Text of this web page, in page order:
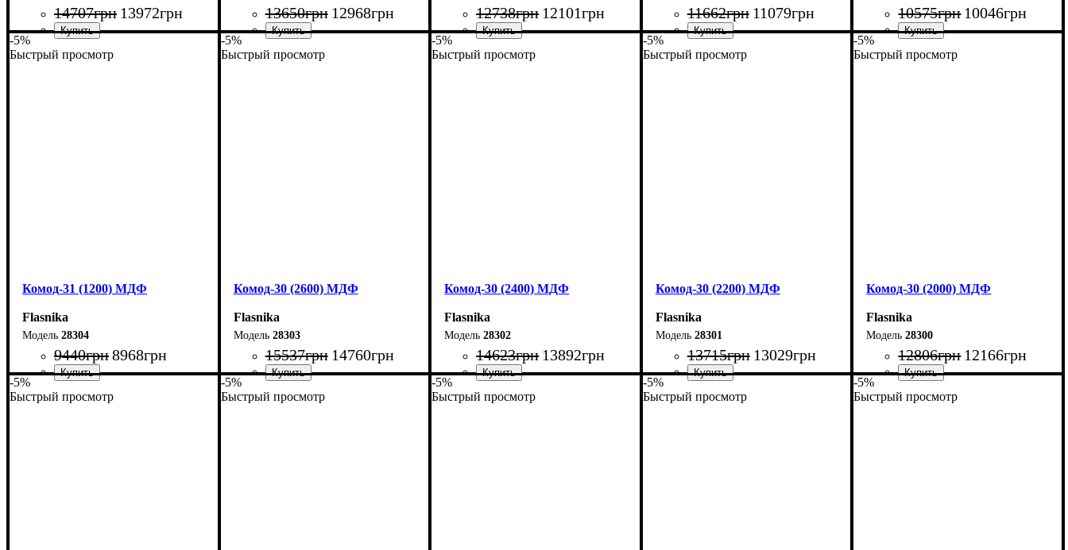
14707грн 13972грн 13650грн 12968грн 12738грн 12101грн 11662грн 11079грн 10575грн 10046грн
-5%
Быстрый просмотр
Комод-31 (1200) МДФ
Flasnika
28304
9440грн8968грн
-5%
Быстрый просмотр
Комод-30 (2600) МДФ
Flasnika
28303
15537грн 14760грн
-5%
Быстрый просмотр
Комод-30 (2400) МДФ
Flasnika
28302
14623грн 13892грн
-5%
Быстрый просмотр
Комод-30 (2200) МДФ
Flasnika
28301
13715грн 13029грн
-5%
Быстрый просмотр
Комод-30 (2000) МДФ
Flasnika
28300
12806грн 12166грн
-5%
Быстрый просмотр
-5%
Быстрый просмотр
-5%
Быстрый просмотр
-5%
Быстрый просмотр
-5%
Быстрый просмотр